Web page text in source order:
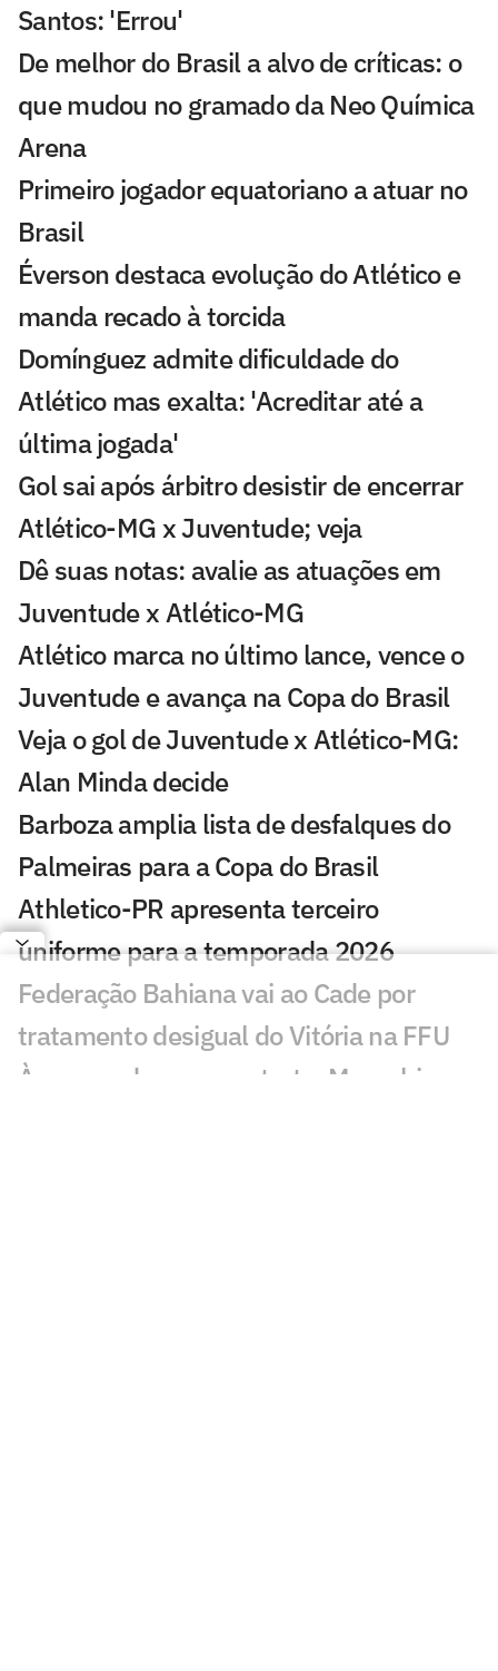
Santos: 'Errou'
De melhor do Brasil a alvo de críticas: o
que mudou no gramado da Neo Química
Arena
Primeiro jogador equatoriano a atuar no
Brasil
Éverson destaca evolução do Atlético e
manda recado à torcida
Domínguez admite dificuldade do
Atlético mas exalta: 'Acreditar até a
última jogada'
Gol sai após árbitro desistir de encerrar
Atlético-MG x Juventude; veja
Dê suas notas: avalie as atuações em
Juventude x Atlético-MG
Atlético marca no último lance, vence o
Juventude e avança na Copa do Brasil
Veja o gol de Juventude x Atlético-MG:
Alan Minda decide
Barboza amplia lista de desfalques do
Palmeiras para a Copa do Brasil
Athletico-PR apresenta terceiro
uniforme para a temporada 2026
Federação Bahiana vai ao Cade por
tratamento desigual do Vitória na FFU
À espera do novo contrato, Memphis